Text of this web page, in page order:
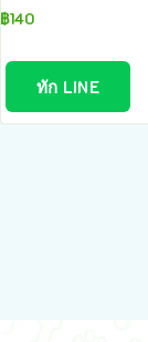
฿140
ทัก LINE